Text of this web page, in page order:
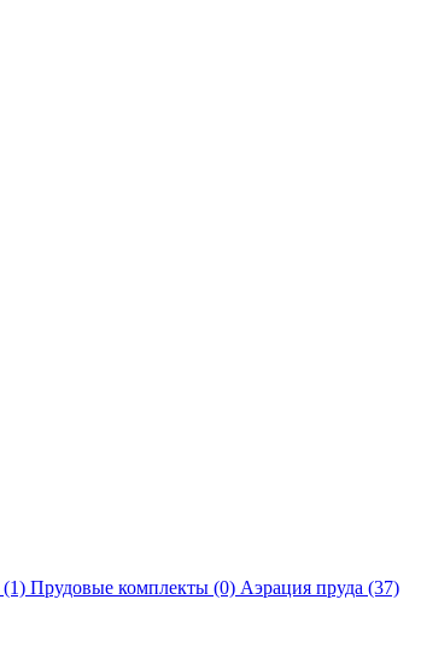
(1) Прудовые комплекты (0) Аэрация пруда (37)